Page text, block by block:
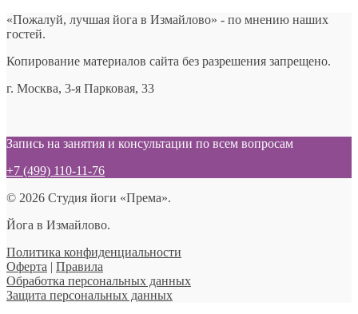
«Пожалуй, лучшая йога в Измайлово» - по мнению наших
гостей.
Копирование материалов сайта без разрешения запрещено.
г. Москва, 3-я Парковая, 33
Запись на занятия и консультации по всем вопросам
+7 (499) 110-11-76
© 2026 Студия йоги «Према».
Йога в Измайлово.
Политика конфиденциальности
Оферта | Правила
Обработка персональных данных
Защита персональных данных